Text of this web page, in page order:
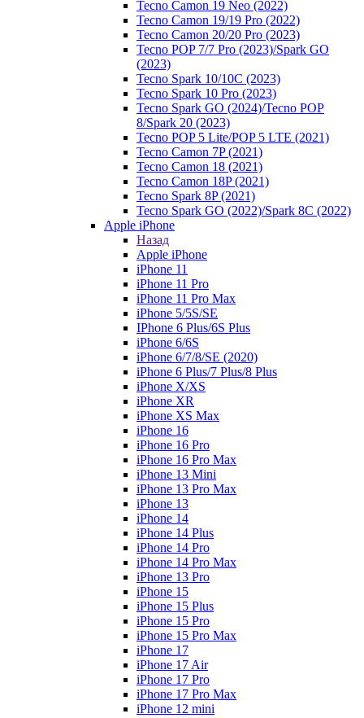
Tecno Camon 19 Neo (2022)
Tecno Camon 19/19 Pro (2022)
Tecno Camon 20/20 Pro (2023)
Tecno POP 7/7 Pro (2023)/Spark GO
(2023)
Tecno Spark 10/10C (2023)
Tecno Spark 10 Pro (2023)
Tecno Spark GO (2024)/Tecno POP
8/Spark 20 (2023)
Tecno POP 5 Lite/POP 5 LTE (2021)
Tecno Camon 7P (2021)
Tecno Camon 18 (2021)
Tecno Camon 18P (2021)
Tecno Spark 8P (2021)
Tecno Spark GO (2022)/Spark 8C (2022)
Apple iPhone
Назад
Apple iPhone
iPhone 11
iPhone 11 Pro
iPhone 11 Pro Max
iPhone 5/5S/SE
IPhone 6 Plus/6S Plus
iPhone 6/6S
iPhone 6/7/8/SE (2020)
iPhone 6 Plus/7 Plus/8 Plus
iPhone X/XS
iPhone XR
iPhone XS Max
iPhone 16
iPhone 16 Pro
iPhone 16 Pro Max
iPhone 13 Mini
iPhone 13 Pro Max
iPhone 13
iPhone 14
iPhone 14 Plus
iPhone 14 Pro
iPhone 14 Pro Max
iPhone 13 Pro
iPhone 15
iPhone 15 Plus
iPhone 15 Pro
iPhone 15 Pro Max
iPhone 17
iPhone 17 Air
iPhone 17 Pro
iPhone 17 Pro Max
iPhone 12 mini